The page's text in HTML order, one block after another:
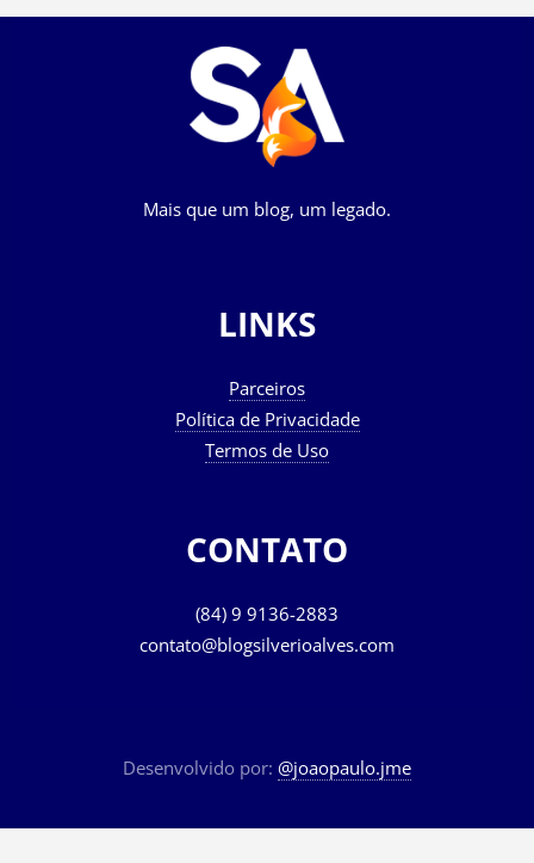
Mais que um blog, um legado.
LINKS
Parceiros
Política de Privacidade
Termos de Uso
CONTATO
(84) 9 9136-2883
contato@blogsilverioalves.com
Desenvolvido por: @joaopaulo.jme